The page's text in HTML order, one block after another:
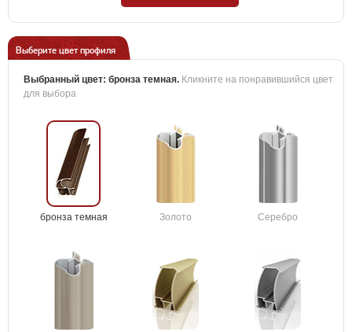
Выберите цвет профиля
Выбранный цвет: бронза темная. Кликните на понравившийся цвет
для выбора
бронза темная Золото Серебро